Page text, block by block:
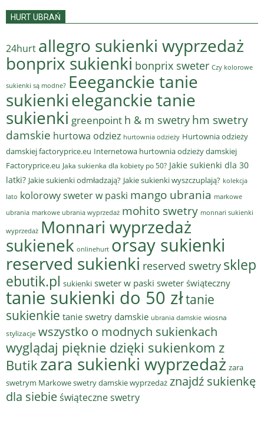
HURT UBRAŃ
24hurt allegro sukienki wyprzedaż
bonprix sukienki bonprix sweter Czy kolorowe
sukienki są modne? Eeeganckie tanie
sukienkieleganckie tanie
sukienki greenpoint h & m swetry hm swetry
damskie hurtowa odziez hurtownia odzieży Hurtownia odzieży
damskiej factoryprice.eu Internetowa hurtownia odzieży damskiej
Factoryprice.eu Jaka sukienka dla kobiety po 50? Jakie sukienki dla 30
latki? Jakie sukienki odmładzają? Jakie sukienki wyszczuplają? kolekcja
lato kolorowy sweter w paski mango ubrania markowe
ubrania markowe ubrania wyprzedaż mohito swetry monnari sukienki
wyprzedaż Monnari wyprzedaż
sukienek onlinehurt orsay sukienki
reserved sukienki reserved swetry sklep
ebutik.pl sukienki sweter w paski sweter świąteczny
tanie sukienki do 50 złtanie
sukienkie tanie swetry damskie ubrania damskie wiosna
stylizacje wszystko o modnych sukienkach
wyglądaj pięknie dzięki sukienkom z
Butik zara sukienki wyprzedaż zara
swetrym Markowe swetry damskie wyprzedaż znajdź sukienkę
dla siebieświąteczne swetry